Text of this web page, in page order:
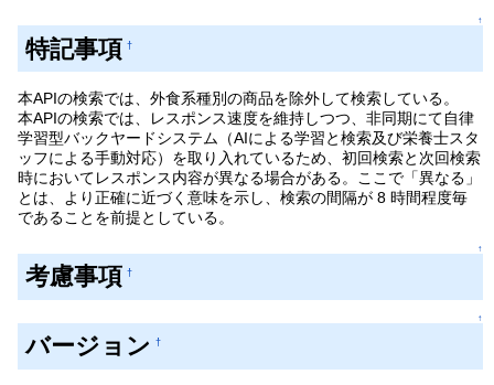
↑
特記事項 †
本APIの検索では、外食系種別の商品を除外して検索している。
本APIの検索では、レスポンス速度を維持しつつ、非同期にて自律
学習型バックヤードシステム（AIによる学習と検索及び栄養士スタ
ッフによる手動対応）を取り入れているため、初回検索と次回検索
時においてレスポンス内容が異なる場合がある。ここで「異なる」
とは、より正確に近づく意味を示し、検索の間隔が 8 時間程度毎
であることを前提としている。
↑
考慮事項 †
↑
バージョン †